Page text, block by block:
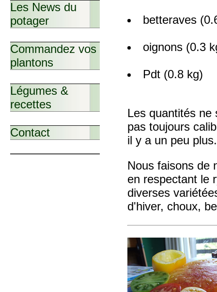
Les News du
potager
Commandez vos
plantons
Légumes &
recettes
Contact
betteraves
oignons (0.3
Pdt (0.8 kg)
Les quantités ne
pas toujours
il y a un peu plus.
Nous faisons de
en respectant le
diverses
d'hiver, choux,